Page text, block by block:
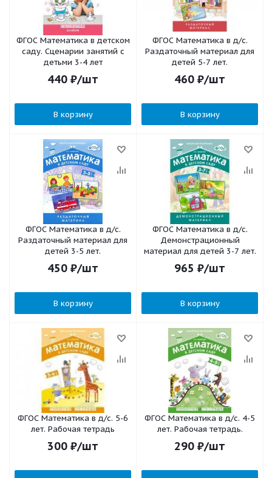
ФГОС Математика в детском
саду. Сценарии занятий c
детьми 3-4 лет
440 ₽/шт
В корзину
ФГОС Математика в д/с.
Раздаточный материал для
детей 5-7 лет.
460 ₽/шт
В корзину
ФГОС Математика в д/с.
Раздаточный материал для
детей 3-5 лет.
450 ₽/шт
В корзину
ФГОС Математика в д/с.
Демонстрационный
материал для детей 3-7 лет.
965 ₽/шт
В корзину
ФГОС Математика в д/с. 5-6
лет. Рабочая тетрадь
300 ₽/шт
ФГОС Математика в д/с. 4-5
лет. Рабочая тетрадь.
290 ₽/шт